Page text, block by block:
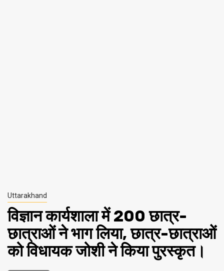
Uttarakhand
विज्ञान कार्यशाला में 200 छात्र-
छात्राओं ने भाग लिया, छात्र-छात्राओं
को विधायक जोशी ने किया पुरस्कृत।